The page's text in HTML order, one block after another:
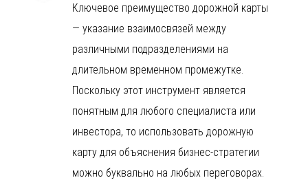
Ключевое преимущество дорожной карты
— указание взаимосвязей между
различными подразделениями на
длительном временном промежутке.
Поскольку этот инструмент является
понятным для любого специалиста или
инвестора, то использовать дорожную
карту для объяснения бизнес-стратегии
можно буквально на любых переговорах.